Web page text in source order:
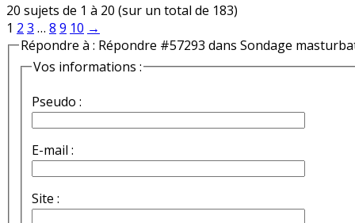
20 sujets de 1 à 20 (sur un total de 183)
1 2 3 … 8 9 10 →
Répondre à : Répondre #57293 dans Sondage
Vos informations :
Pseudo :
E-mail :
Site :